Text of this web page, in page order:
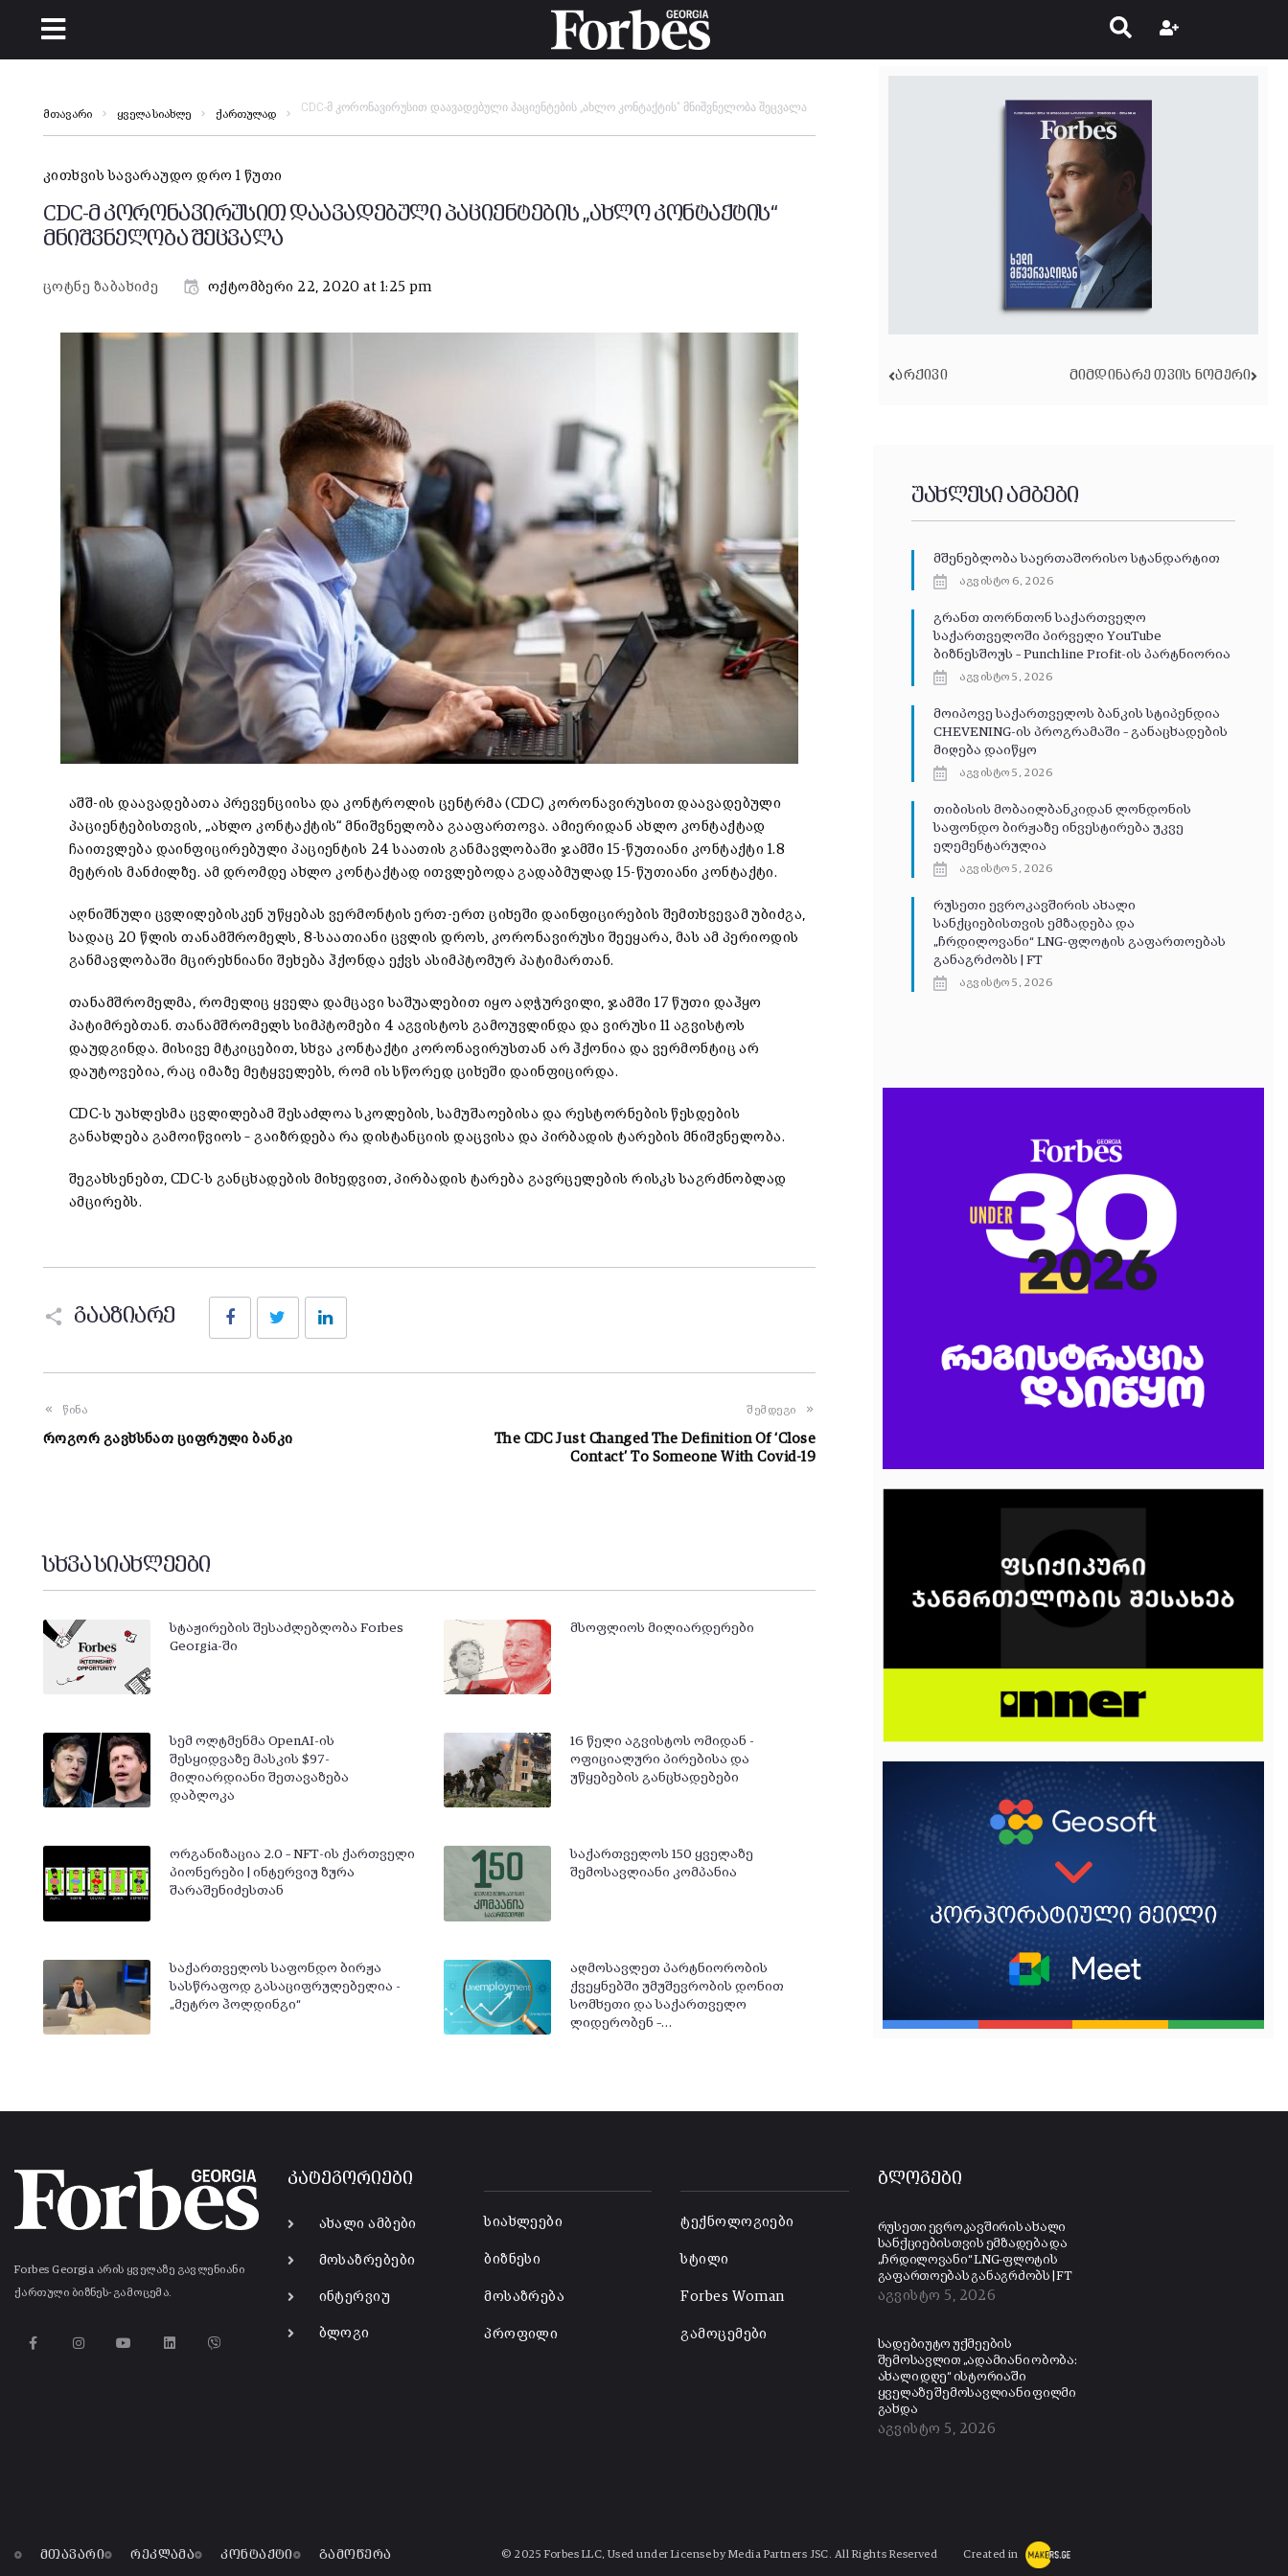
მთავარი ყველა სიახლე ქართულად
CDC-მ კორონავირუსით დაავადებული პაციენტების „ახლო კონტაქტის“ მნიშვნელობა შეცვალა
კითხვის სავარაუდო დრო 1 წუთი
CDC-მ კორონავირუსით დაავადებული პაციენტების „ახლო კონტაქტის“
მნიშვნელობა შეცვალა
ცოტნე ზაბახიძე ოქტომბერი 22, 2020 at 1:25 pm
აშშ-ის დაავადებათა პრევენციისა და კონტროლის ცენტრმა (CDC) კორონავირუსით დაავადებული
პაციენტებისთვის
„ახლო კონტაქტის“ მნიშვნელობა გააფართოვა. ამიერიდან ახლო კონტაქტად
ჩაითვლება დაინფიცირებული პაციენტის 24 საათის განმავლობაში ჯამში 15-წუთიანი კონტაქტი 1.8
მეტრის მანძილზე. ამ დრომდე ახლო კონტაქტად ითვლებოდა გადაბმულად 15-წუთიანი კონტაქტი.
აღნიშნული ცვლილებისკენ უწყებას ვერმონტის ერთ-ერთ ციხეში დაინფიცირების შემთხვევამ უბიძგა,
სადაც 20 წლის თანამშრომელს, 8-საათიანი ცვლის დროს, კორონავირუსი შეეყარა, მას ამ პერიოდის
განმავლობაში მცირეხნიანი შეხება ჰქონდა ექვს ასიმპტომურ პატიმართან.
თანამშრომელმა, რომელიც ყველა დამცავი საშუალებით იყო აღჭურვილი, ჯამში 17 წუთი დაჰყო
პატიმრებთან. თანამშრომელს სიმპტომები 4 აგვისტოს გამოუვლინდა და ვირუსი 11 აგვისტოს
დაუდგინდა. მისივე მტკიცებით, სხვა კონტაქტი კორონავირუსთან არ ჰქონია და ვერმონტიც არ
დაუტოვებია, რაც იმაზე მეტყველებს, რომ ის სწორედ ციხეში დაინფიცირდა.
CDC-ს უახლესმა ცვლილებამ შესაძლოა სკოლების, სამუშაოებისა და რესტორნების წესდების
განახლება გამოიწვიოს – გაიზრდება რა დისტანციის დაცვისა და პირბადის ტარების მნიშვნელობა.
შეგახსენებთ, CDC-ს განცხადების მიხედვით, პირბადის ტარება გავრცელების რისკს საგრძნობლად
ამცირებს.
გააზიარე
FacebookTwitter
წინა
როგორ გავხსნათ ციფრული ბანკი
შემდეგი
The CDC Just Changed The Definition Of ‘Close
Contact’ To Someone With Covid-19
სხვა სიახლეები
სტაჟირების შესაძლებლობა Forbes
Georgia-ში
მსოფლიოს მილიარდერები
სემ ოლტმენმა OpenAI-ის
შესყიდვაზე მასკის $97-
მილიარდიანი შეთავაზება
დაბლოკა
16 წელი აგვისტოს ომიდან -
ოფიციალური პირებისა და
უწყებების განცხადებები
ორგანიზაცია 2.0 – NFT-ის ქართველი
პიონერები | ინტერვიუ ზურა
შარაშენიძესთან
საქართველოს 150 ყველაზე
შემოსავლიანი კომპანია
საქართველოს საფონდო ბირჟა
სასწრაფოდ გასაციფრულებელია -
„მეტრო ჰოლდინგი“
აღმოსავლეთ პარტნიორობის
ქვეყნებში უმუშევრობის დონით
სომხეთი და საქართველო
ლიდერობენ –…
ᲐᲠᲥᲘᲕᲘ ᲛᲘᲛᲓᲘᲜᲐᲠᲔ ᲗᲕᲘᲡ ᲜᲝᲛᲔᲠᲘ
უახლესი ამბები
მშენებლობა საერთაშორისო სტანდარტით
აგვისტო 6, 2026
გრანთ თორნთონ საქართველო
საქართველოში პირველი YouTube
ბიზნესშოუს – Punchline Profit-ის პარტნიორია
აგვისტო 5, 2026
მოიპოვე საქართველოს ბანკის სტიპენდია
CHEVENING-ის პროგრამაში – განაცხადების
მიღება დაიწყო
აგვისტო 5, 2026
თიბისის მობაილბანკიდან ლონდონის
საფონდო ბირჟაზე ინვესტირება უკვე
ელემენტარულია
აგვისტო 5, 2026
რუსეთი ევროკავშირის ახალი
სანქციებისთვის ემზადება და
„ჩრდილოვანი“ LNG-ფლოტის გაფართოებას
განაგრძობს | FT
აგვისტო 5, 2026
Forbes Georgia არის ყველაზე გავლენიანი
ქართული ბიზნეს-გამოცემა.
კატეგორიები
ახალი ამბები
მოსაზრებები
ინტერვიუ
ბლოგი
სიახლეები
ბიზნესი
მოსაზრება
პროფილი
ტექნოლოგიები
სტილი
Forbes Woman
გამოცემები
ბლოგები
რუსეთი ევროკავშირის ახალი
სანქციებისთვის ემზადება და
„ჩრდილოვანი“ LNG-ფლოტის
გაფართოებას განაგრძობს | FT
აგვისტო 5, 2026
სადებიუტო უქმეების
შემოსავლით „ადამიანი ობობა:
ახალი დღე“ ისტორიაში
ყველაზე შემოსავლიანი ფილმი
გახდა
აგვისტო 5, 2026
მთავარი რეკლამა კონტაქტი გამოწერა © 2025 Forbes LLC, Used under License by Media Partners JSC. All Rights Reserved Created in